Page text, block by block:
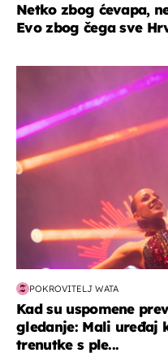
Netko zbog ćevapa,
Evo zbog čega sve
POKROVITELJ WATA
Kad su uspomene
gledanje: Mali uređaj
trenutke s ple...